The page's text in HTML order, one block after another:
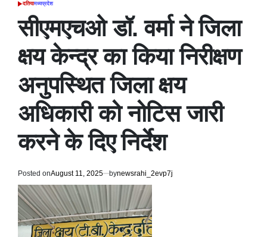
POSTED
दतियामध्यप्रदेश
सीएमएचओ डॉ. वर्मा ने जिला
क्षय केन्द्र का किया निरीक्षण
अनुपस्थित जिला क्षय
अधिकारी को नोटिस जारी
करने के दिए निर्देश
Posted onAugust 11, 2025 bynewsrahi_2evp7j